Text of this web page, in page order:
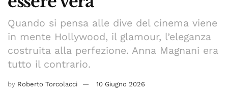
Quando si pensa alle dive del cinema viene
in mente Hollywood, il glamour, l’eleganza
costruita alla perfezione. Anna Magnani era
tutto il contrario.
by Roberto Torcolacci 10 Giugno 2026